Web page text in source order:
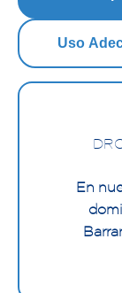
Uso
En